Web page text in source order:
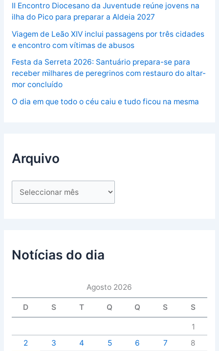
II Encontro Diocesano da Juventude reúne jovens na
ilha do Pico para preparar a Aldeia 2027
Viagem de Leão XIV inclui passagens por três cidades
e encontro com vítimas de abusos
Festa da Serreta 2026: Santuário prepara-se para
receber milhares de peregrinos com restauro do altar-
mor concluído
O dia em que todo o céu caiu e tudo ficou na mesma
Arquivo
Notícias do dia
Agosto 2026
D S T Q Q S S
1
2
3 4 5 6 7
8